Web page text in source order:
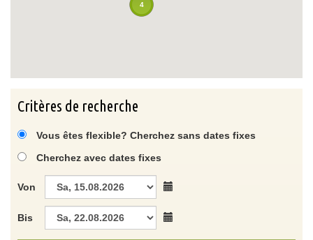
4
Critères de recherche
Vous êtes flexible? Cherchez sans dates fixes
Cherchez avec dates fixes
Von
Bis